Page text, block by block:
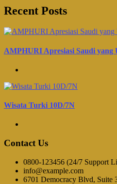
Recent Posts
AMPHURI Apresiasi Saudi yang
Wisata Turki 10D/7N
Contact Us
0800-123456 (24/7 Support
info@example.com
6701 Democracy Blvd, Suite